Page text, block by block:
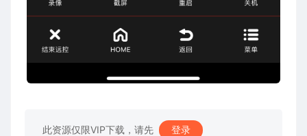
此资源仅限VIP下载，请先 登录